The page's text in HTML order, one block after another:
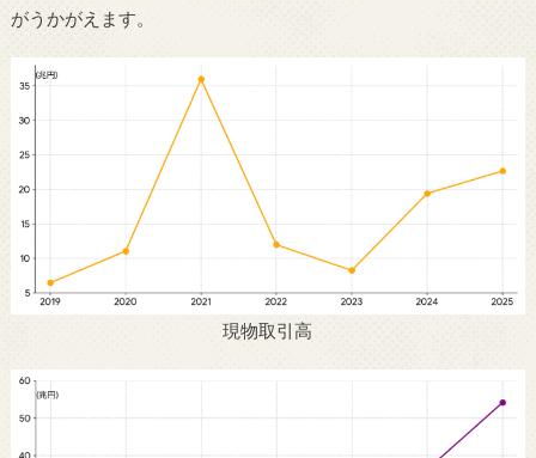
がうかがえます。
現物取引高